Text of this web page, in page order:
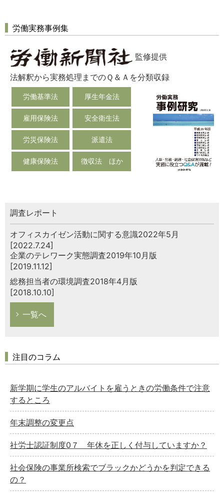
労働実務事例集
監修提供
法解釈から実務処理までのＱ＆Ａを分類収録
労働基準法 厚生年金法
雇用保険法 安全衛生法
労災保険法 派遣法
健康保険法 徴収法 ほか
調査レポート
オフィスカイゼン活動に関する意識2022年5月
[2022.7.24]
企業のテレワーク実態調査2019年10月版
[2019.11.12]
総務担当者の環境調査2018年4月版
[2018.10.10]
一覧へ
注目のコラム
新学期に学生のアルバイトを雇うときの労働条件で注意
するところ
年末調整の変更点
社労士認証制度0７ 年休を正しく付与していますか？
社会保険の事業所検索でブラックかどうかを判定できる
の？